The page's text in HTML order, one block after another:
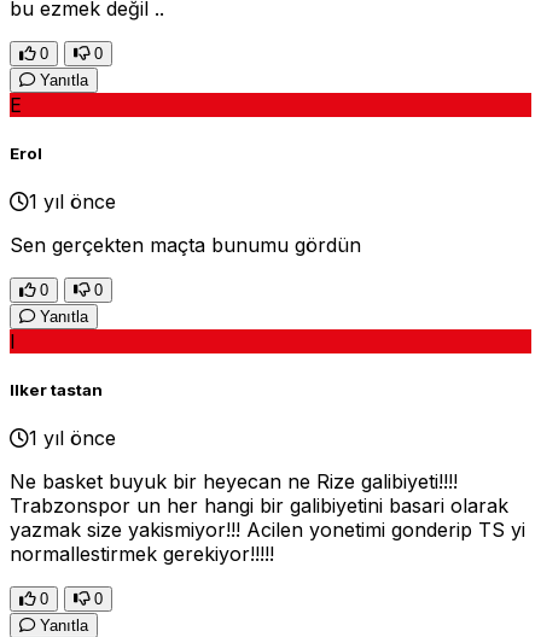
bu ezmek değil ..
0
0
Yanıtla
E
Erol
1 yıl önce
Sen gerçekten maçta bunumu gördün
0
0
Yanıtla
I
Ilker tastan
1 yıl önce
Ne basket buyuk bir heyecan ne Rize galibiyeti!!!!
Trabzonspor un her hangi bir galibiyetini basari olarak
yazmak size yakismiyor!!! Acilen yonetimi gonderip TS yi
normallestirmek gerekiyor!!!!!
0
0
Yanıtla